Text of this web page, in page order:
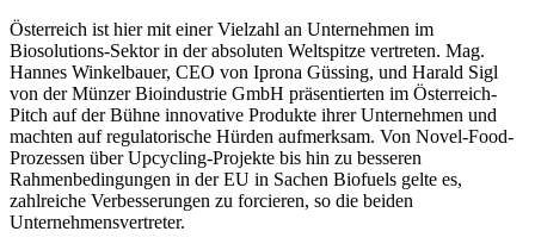
Österreich ist hier mit einer Vielzahl an Unternehmen im
Biosolutions-Sektor in der absoluten Weltspitze vertreten. Mag.
Hannes Winkelbauer, CEO von Iprona Güssing, und Harald Sigl
von der Münzer Bioindustrie GmbH präsentierten im Österreich-
Pitch auf der Bühne innovative Produkte ihrer Unternehmen und
machten auf regulatorische Hürden aufmerksam. Von Novel-Food-
Prozessen über Upcycling-Projekte bis hin zu besseren
Rahmenbedingungen in der EU in Sachen Biofuels gelte es,
zahlreiche Verbesserungen zu forcieren, so die beiden
Unternehmensvertreter.